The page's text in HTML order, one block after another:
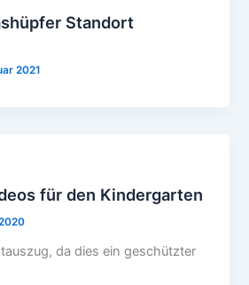
Standort
2021
für den Kindergarten
da dies ein geschützter